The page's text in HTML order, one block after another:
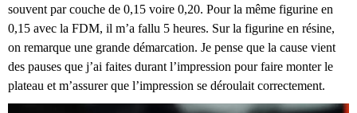
souvent par couche de 0,15 voire 0,20. Pour la même figurine en
0,15 avec la FDM, il m’a fallu 5 heures. Sur la figurine en résine,
on remarque une grande démarcation. Je pense que la cause vient
des pauses que j’ai faites durant l’impression pour faire monter le
plateau et m’assurer que l’impression se déroulait correctement.